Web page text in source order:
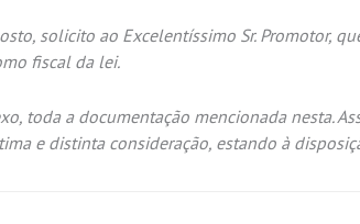
solicito ao Excelentíssimo Sr. Promotor,
fiscal da lei.
toda a documentação mencionada nesta.
e distinta consideração, estando à